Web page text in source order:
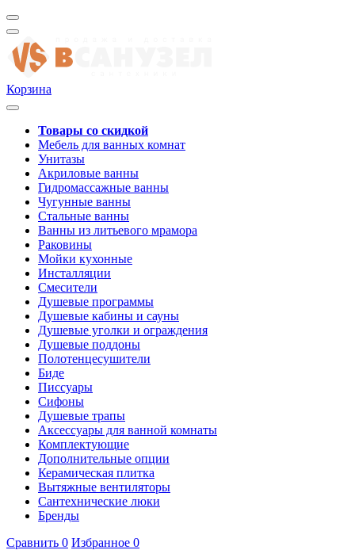
Корзина
Товары со скидкой
Мебель для ванных комнат
Унитазы
Акриловые ванны
Гидромассажные ванны
Чугунные ванны
Стальные ванны
Ванны из литьевого мрамора
Раковины
Мойки кухонные
Инсталляции
Смесители
Душевые программы
Душевые кабины и сауны
Душевые уголки и ограждения
Душевые поддоны
Полотенцесушители
Биде
Писсуары
Сифоны
Душевые трапы
Аксессуары для ванной комнаты
Комплектующие
Дополнительные опции
Керамическая плитка
Вытяжные вентиляторы
Сантехнические люки
Бренды
Сравнить 0 Избранное 0